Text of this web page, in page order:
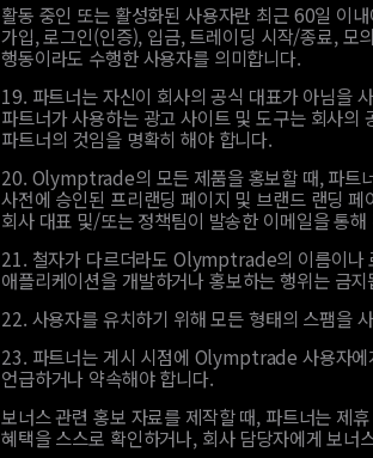
활동 중인 또는 활성화된 사용자란 최근 60일
가입, 로그인(인증), 입금, 트레이딩 시작/종료, 모
행동이라도 수행한 사용자를 의미합니다.
19. 파트너는 자신이 회사의 공식 대표가 아님을
파트너가 사용하는 광고 사이트 및 도구는 회사
파트너의 것임을 명확히 해야 합니다.
20. Olymptrade의 모든 제품을 홍보할 때, 파트
사전에 승인된 프리랜딩 페이지 및 브랜드 랜딩
회사 대표 및/또는 정책팀이 발송한 이메일을 통
21. 철자가 다르더라도 Olymptrade의 이름이나
애플리케이션을 개발하거나 홍보하는 행위는 금지
22. 사용자를 유치하기 위해 모든 형태의 스팸을
23. 파트너는 게시 시점에 Olymptrade 사용자에
언급하거나 약속해야 합니다.
보너스 관련 홍보 자료를 제작할 때, 파트너는 제
혜택을 스스로 확인하거나, 회사 담당자에게 보너